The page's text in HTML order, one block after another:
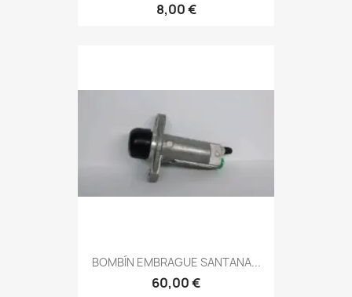
8,00 €
BOMBÍN EMBRAGUE SANTANA...
60,00 €